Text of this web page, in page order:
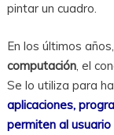
pintar un cuadro.
En los últimos
computación, el
Se lo utiliza para
aplicaciones,
permiten al